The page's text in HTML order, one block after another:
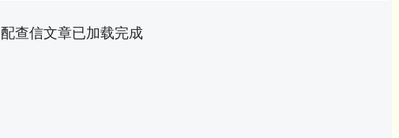
配查信文章已加载完成